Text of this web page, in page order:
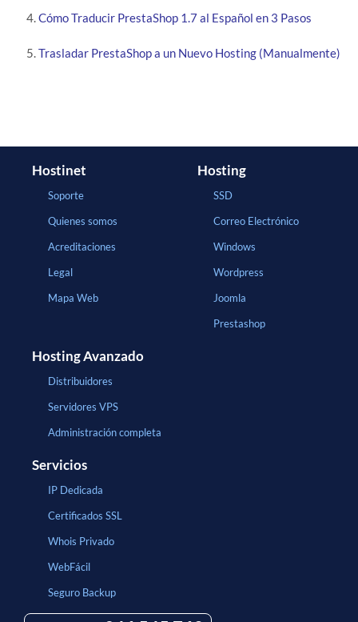
Cómo Traducir PrestaShop 1.7 al Español en 3 Pasos
Trasladar PrestaShop a un Nuevo Hosting (Manualmente)
Hostinet
Soporte
Quienes somos
Acreditaciones
Legal
Mapa Web
Hosting
SSD
Correo Electrónico
Windows
Wordpress
Joomla
Prestashop
Hosting Avanzado
Distribuidores
Servidores VPS
Administración completa
Servicios
IP Dedicada
Certificados SSL
Whois Privado
WebFácil
Seguro Backup